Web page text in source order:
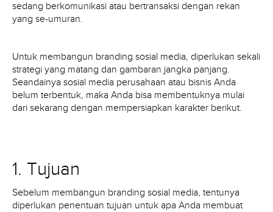
sedang berkomunikasi atau bertransaksi dengan rekan
yang se-umuran.
Untuk membangun branding sosial media, diperlukan sekali
strategi yang matang dan gambaran jangka panjang.
Seandainya sosial media perusahaan atau bisnis Anda
belum terbentuk, maka Anda bisa membentuknya mulai
dari sekarang dengan mempersiapkan karakter berikut.
1. Tujuan
Sebelum membangun branding sosial media, tentunya
diperlukan penentuan tujuan untuk apa Anda membuat